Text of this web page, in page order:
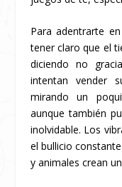
Para adentrarte
tener claro que el
diciendo no
intentan vender
mirando un
aunque también
inolvidable. Los
el bullicio
y animales crean